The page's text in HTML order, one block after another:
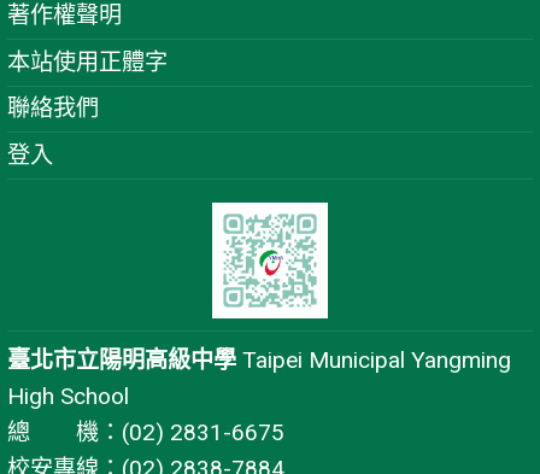
著作權聲明
本站使用正體字
聯絡我們
登入
臺北市立陽明高級中學 Taipei Municipal Yangming
High School
總 機：(02) 2831-6675